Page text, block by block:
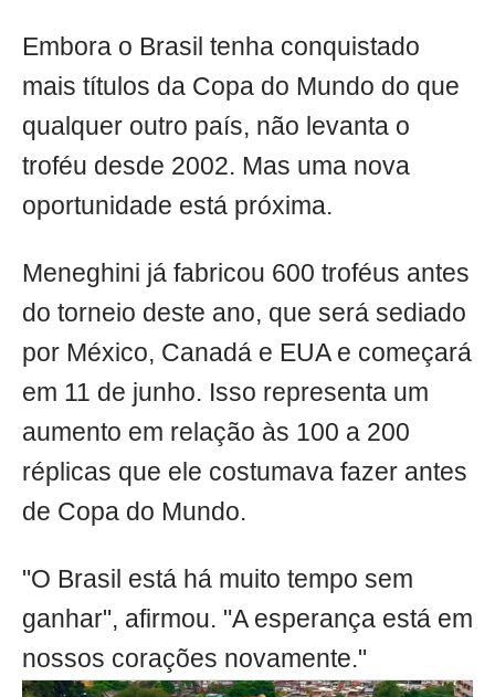
Embora o Brasil tenha conquistado
mais títulos da Copa do Mundo do que
qualquer outro país, não levanta o
troféu desde 2002. Mas uma nova
oportunidade está próxima.
Meneghini já fabricou 600 troféus antes
do torneio deste ano, que será sediado
por México, Canadá e EUA e começará
em 11 de junho. Isso representa um
aumento em relação às 100 a 200
réplicas que ele costumava fazer antes
de Copa do Mundo.
"O Brasil está há muito tempo sem
ganhar", afirmou. "A esperança está em
nossos corações novamente."